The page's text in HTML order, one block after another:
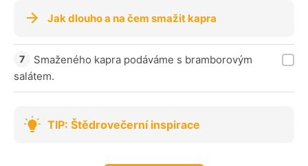
Jak dlouho a na čem smažit kapra
Smaženého kapra podáváme s bramborovým
salátem.
TIP: Štědrovečerní inspirace